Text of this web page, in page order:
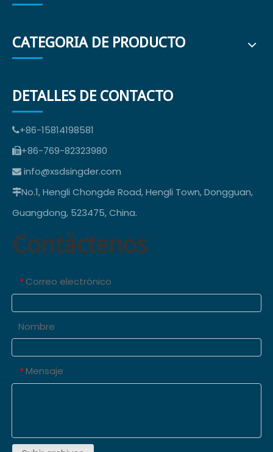
CATEGORIA DE PRODUCTO
DETALLES DE CONTACTO
+86-15814198581
+86-769-82323980
 info@xsdsingder.com
No.1, Hengli Chongde Road, Hengli Town, Dongguan,
Guangdong, 523475, China.
Contáctenos
* Correo electrónico
Nombre
* Mensaje